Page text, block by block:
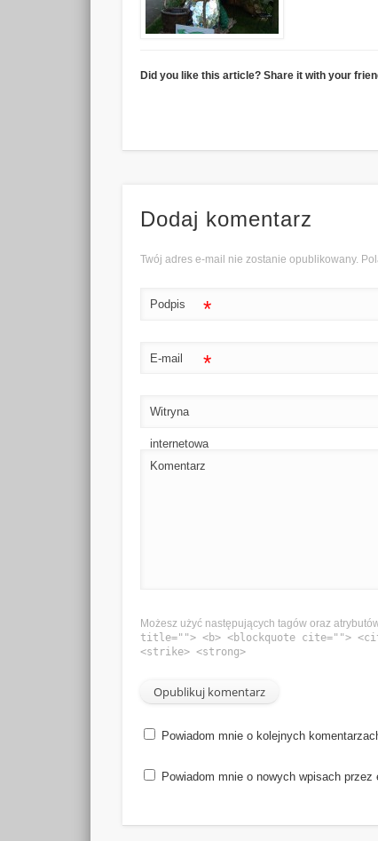
Did you like this article? Share it with your
Dodaj komentarz
Twój adres e-mail nie zostanie opublikowany.
Podpis *
E-mail *
Witryna
internetowa
Komentarz
Możesz użyć następujących tagów oraz
title=""> <b> <blockquote cite="">
<strike> <strong>
Powiadom mnie o kolejnych
Powiadom mnie o nowych wpisach przez